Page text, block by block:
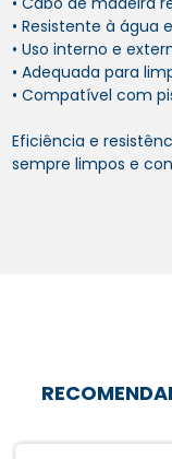
• Resistente à água
• Uso interno e
• Adequada para
• Compatível com
Eficiência e
sempre limpos e